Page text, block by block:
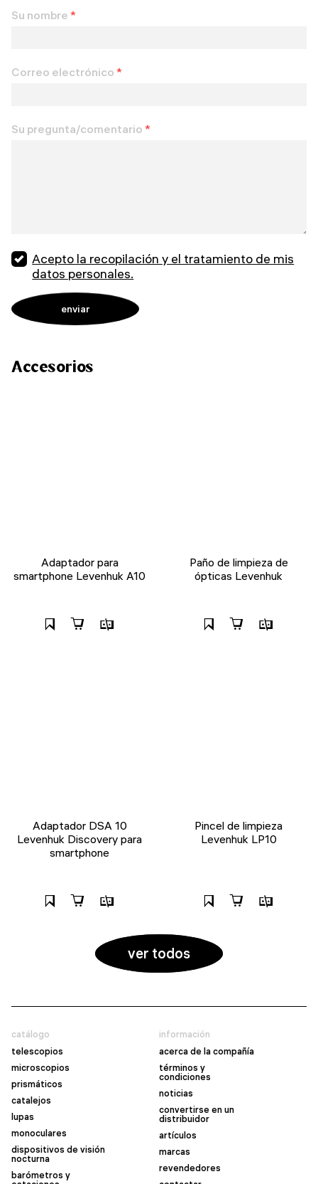
Su nombre *
Correo electrónico *
Su pregunta/comentario *
Acepto la recopilación y el tratamiento de mis
datos personales.
Accesorios
Adaptador para
smartphone Levenhuk A10
Paño de limpieza de
ópticas Levenhuk
Adaptador DSA 10
Levenhuk Discovery para
smartphone
Pincel de limpieza
Levenhuk LP10
ver todos
catálogo
telescopios
microscopios
prismáticos
catalejos
lupas
monoculares
dispositivos de visión
nocturna
barómetros y
información
acerca de la compañía
términos y
condiciones
noticias
convertirse en un
distribuidor
artículos
marcas
revendedores